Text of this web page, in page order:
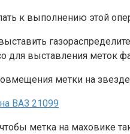
к выполнению этой
для выставления меток
метки на
метка на маховике